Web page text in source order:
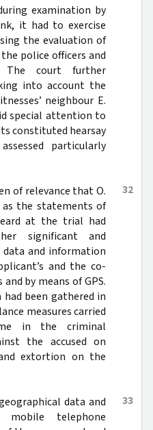
examination by
it had to exercise
the evaluation of
police officers and
The court further
into account the
neighbour E.
special attention to
constituted hearsay
particularly
32
of relevance that O.
as the statements of
at the trial had
significant and
data and information
and the co-
by means of GPS.
been gathered in
measures carried
in the criminal
the accused on
extortion on the
33
data and
telephone